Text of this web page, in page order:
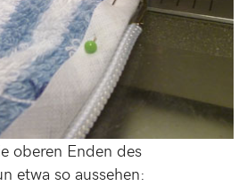
oberen Enden des
etwa so aussehen: